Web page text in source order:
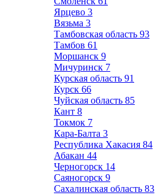
Ярцево 3
Вязьма 3
Тамбовская область 93
Тамбов 61
Моршанск 9
Мичуринск 7
Курская область 91
Курск 66
Чуйская область 85
Кант 8
Токмок 7
Кара-Балта 3
Республика Хакасия 84
Абакан 44
Черногорск 14
Саяногорск 9
Сахалинская область 83